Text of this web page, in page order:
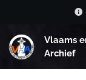
Vlaams
Archief